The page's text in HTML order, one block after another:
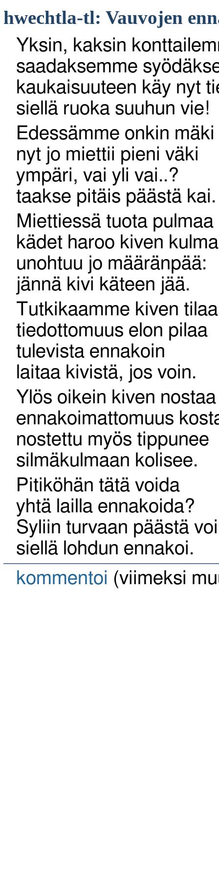
hwechtla-tl: Vauvojen
Yksin, kaksin
saadaksemme
kaukaisuuteen käy nyt
siellä ruoka suuhun vie!
Edessämme onkin mäki
nyt jo miettii pieni väki
ympäri, vai yli vai..?
taakse pitäis päästä kai.
Miettiessä tuota pulmaa
kädet haroo kiven
unohtuu jo määränpää:
jännä kivi käteen jää.
Tutkikaamme kiven tilaa
tiedottomuus elon pilaa
tulevista ennakoin
laitaa kivistä, jos voin.
Ylös oikein kiven nostaa
ennakoimattomuus
nostettu myös tippunee
silmäkulmaan kolisee.
Pitiköhän tätä voida
yhtä lailla ennakoida?
Syliin turvaan päästä voi
siellä lohdun ennakoi.
kommentoi (viimeksi